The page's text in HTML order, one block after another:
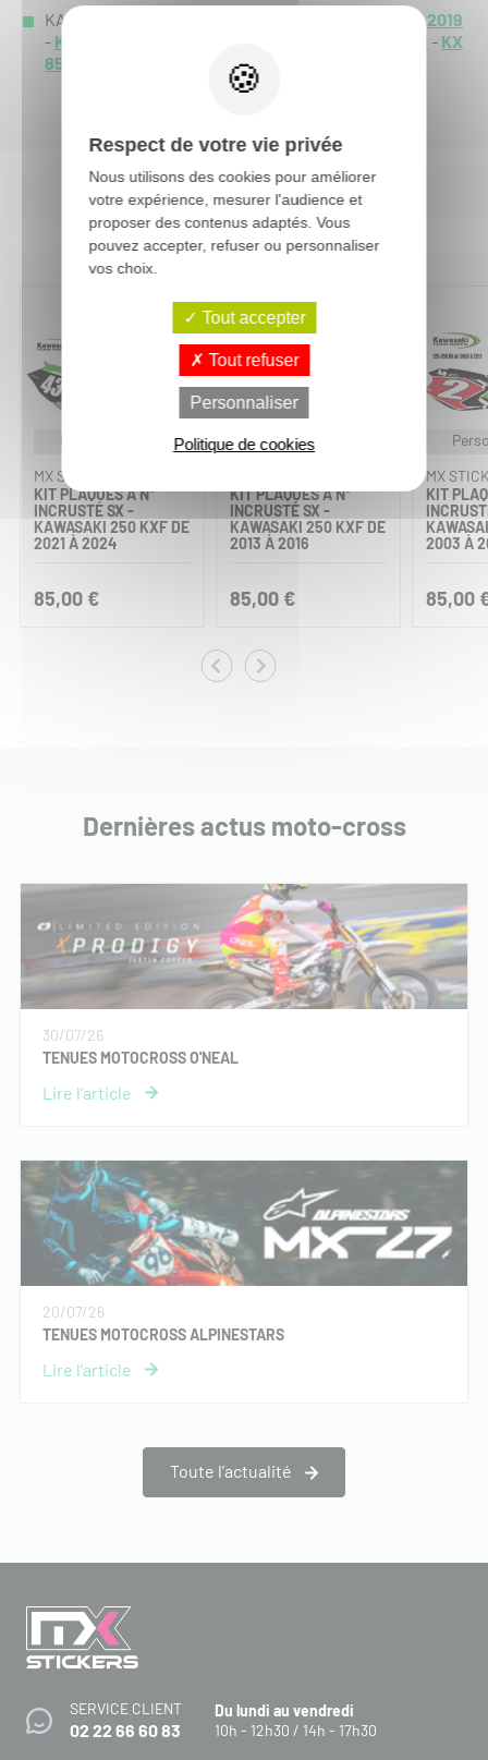
KAWASAKI KX 85 :
KX 85 2019
- KX 85 2018 KX 85 2015 - KX
85 2014
Vous aimerez aussi :
Personnalisable
MX STICKERS
KIT PLAQUES À N°
INCRUSTÉ SX -
KAWASAKI 250 KXF DE
2021 À 2024
85,00 €
Personnalisable
KIT PLAQUES À N°
INCRUSTÉ SX -
KAWASAKI 250 KXF DE
2013 À 2016
85,00 €
MX
KIT
2003 À
85,00
Dernières actus moto-cross
30/07/26
TENUES MOTOCROSS O'NEAL
20/07/26
TENUES MOTOCROSS ALPINESTARS
Toute l’actualité
SERVICE CLIENT
02 22 66 60 83
Du lundi au vendredi
10h - 12h30 / 14h - 17h30
Respect de votre vie privée
Nous utilisons des cookies pour améliorer
votre expérience, mesurer l'audience et
proposer des contenus adaptés. Vous
pouvez accepter, refuser ou personnaliser
vos choix.
Tout accepter
Tout refuser
Personnaliser
Politique de cookies